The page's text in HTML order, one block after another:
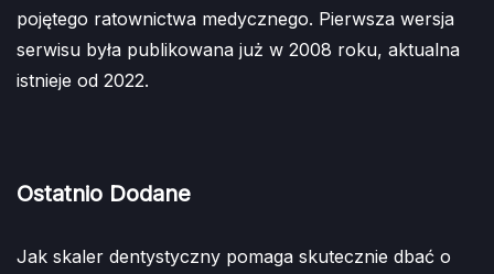
pojętego ratownictwa medycznego. Pierwsza wersja
serwisu była publikowana już w 2008 roku, aktualna
istnieje od 2022.
Ostatnio Dodane
Jak skaler dentystyczny pomaga skutecznie dbać o